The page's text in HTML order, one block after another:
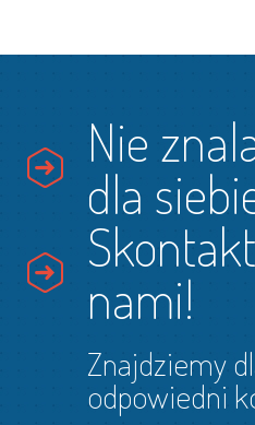
Nie
dla
nami!
Znajdziemy
odpowiedni